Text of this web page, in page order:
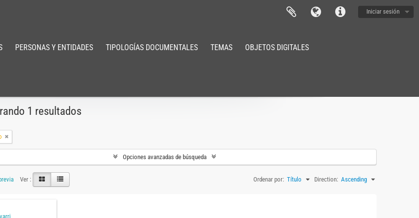
Iniciar sesión
PERSONAS Y ENTIDADES TIPOLOGÍAS DOCUMENTALES TEMAS
OBJETOS DIGITALES
1 resultados
Opciones avanzadas de búsqueda
Ver : Ordenar por: Título Direction: Ascending